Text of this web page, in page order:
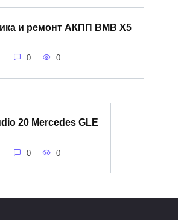
и ремонт АКПП BMB Х5
0 0
20 Mercedes GLE
0 0